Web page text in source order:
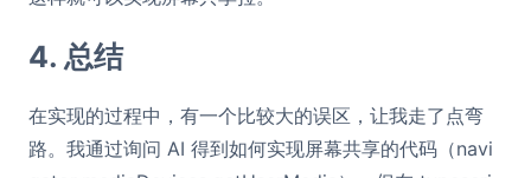
4. 总结
在实现的过程中，有一个比较大的误区，让我走了点弯
路。我通过询问 AI 得到如何实现屏幕共享的代码（navi